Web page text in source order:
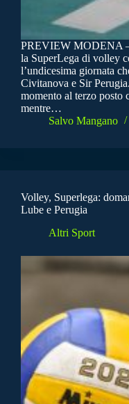
PREVIEW MODENA
la SuperLega di volley
l’undicesima giornata
Civitanova e Sir
momento al terzo posto
mentre…
Salvo Mangano
Volley, Superlega:
Lube e Perugia
Altri Sport